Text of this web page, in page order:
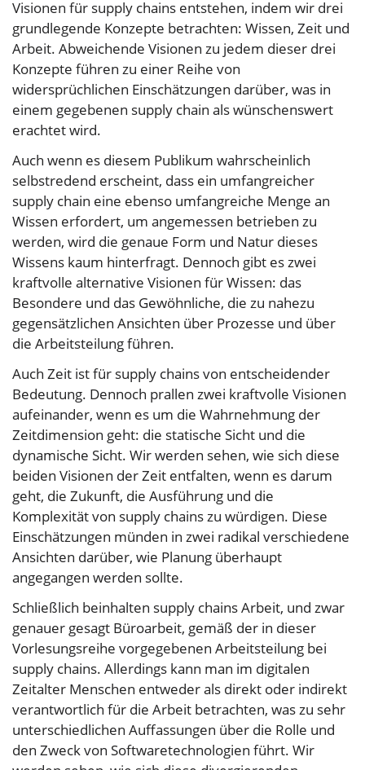
Visionen für supply chains entstehen, indem wir drei
grundlegende Konzepte betrachten: Wissen, Zeit und
Arbeit. Abweichende Visionen zu jedem dieser drei
Konzepte führen zu einer Reihe von
widersprüchlichen Einschätzungen darüber, was in
einem gegebenen supply chain als wünschenswert
erachtet wird.
Auch wenn es diesem Publikum wahrscheinlich
selbstredend erscheint, dass ein umfangreicher
supply chain eine ebenso umfangreiche Menge an
Wissen erfordert, um angemessen betrieben zu
werden, wird die genaue Form und Natur dieses
Wissens kaum hinterfragt. Dennoch gibt es zwei
kraftvolle alternative Visionen für Wissen: das
Besondere und das Gewöhnliche, die zu nahezu
gegensätzlichen Ansichten über Prozesse und über
die Arbeitsteilung führen.
Auch Zeit ist für supply chains von entscheidender
Bedeutung. Dennoch prallen zwei kraftvolle Visionen
aufeinander, wenn es um die Wahrnehmung der
Zeitdimension geht: die statische Sicht und die
dynamische Sicht. Wir werden sehen, wie sich diese
beiden Visionen der Zeit entfalten, wenn es darum
geht, die Zukunft, die Ausführung und die
Komplexität von supply chains zu würdigen. Diese
Einschätzungen münden in zwei radikal verschiedene
Ansichten darüber, wie Planung überhaupt
angegangen werden sollte.
Schließlich beinhalten supply chains Arbeit, und zwar
genauer gesagt Büroarbeit, gemäß der in dieser
Vorlesungsreihe vorgegebenen Arbeitsteilung bei
supply chains. Allerdings kann man im digitalen
Zeitalter Menschen entweder als direkt oder indirekt
verantwortlich für die Arbeit betrachten, was zu sehr
unterschiedlichen Auffassungen über die Rolle und
den Zweck von Softwaretechnologien führt. Wir